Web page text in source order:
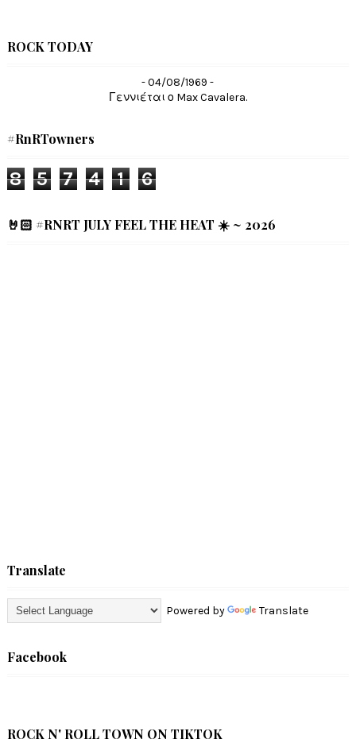
ROCK TODAY
- 04/08/1969 -
Γεννιέται ο Max Cavalera.
#RnRTowners
8 5 7 4 1 6
🤘🏻 #RNRT JULY FEEL THE HEAT ☀️ ~ 2026
Translate
Powered by Translate
Facebook
ROCK N' ROLL TOWN ON TIKTOK